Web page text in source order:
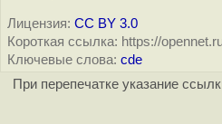
Лицензия: CC BY 3.0
Короткая ссылка: https://
Ключевые слова: cde
При перепечатке указание